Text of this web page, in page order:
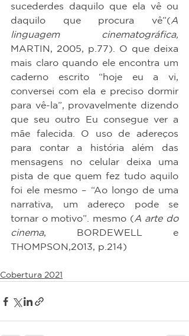
sucederdes daquilo que ela vê ou
daquilo que procura vê”(A
MARTIN, 2005, p.77). O que deixa
mais claro quando ele encontra um
caderno escrito “hoje eu a vi,
conversei com ela e preciso dormir
para vê-la”, provavelmente dizendo
que seu outro Eu consegue ver a
mãe falecida. O uso de adereços
para contar a história além das
mensagens no celular deixa uma
pista de que quem fez tudo aquilo
foi ele mesmo – “Ao longo de uma
narrativa, um adereço pode se
tornar o motivo”. mesmo (A arte do
cinema, BORDEWELL e
THOMPSON,2013, p.214)
Cobertura 2021